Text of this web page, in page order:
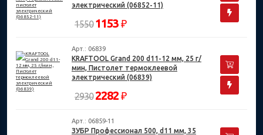
электрический (06852-11)
1550 1153 ₽
Арт.: 06839
KRAFTOOL Grand 200 d11-12 мм, 25 г/
мин, Пистолет термоклеевой
электрический (06839)
2930 2282 ₽
Арт.: 06859-11
ЗУБР Профессионал 500, d11 мм, 35